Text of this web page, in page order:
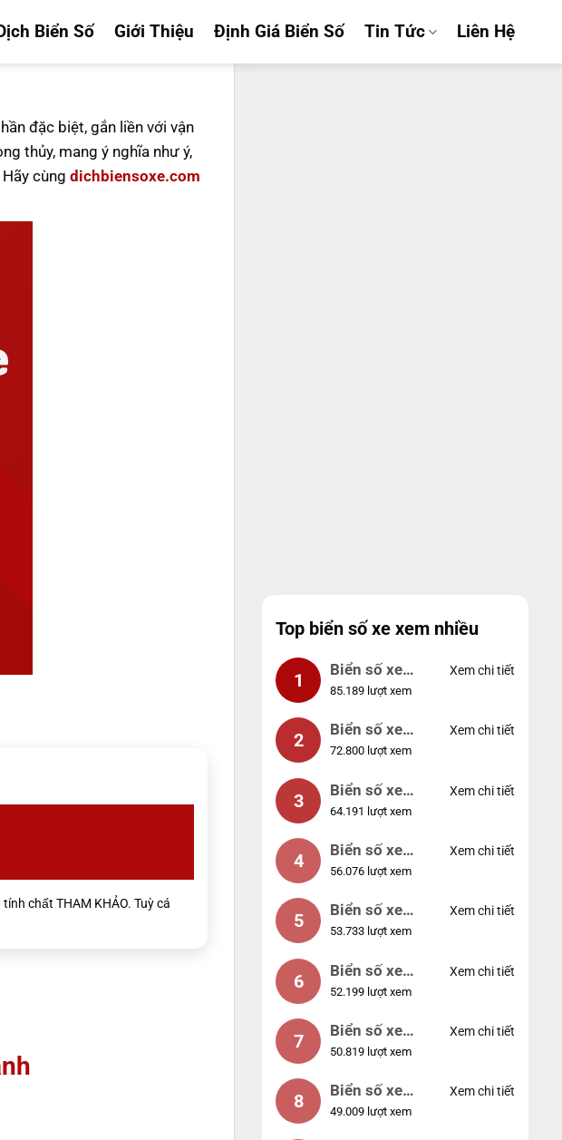
Biển Số Giới Thiệu Định Giá Biển Số Tin Tức Liên Hệ
đặc biệt, gắn liền với vận
thủy, mang ý nghĩa như ý,
cùng dichbiensoxe.com
chất THAM KHẢO. Tuỳ cá
Top biển số xe xem nhiều
1
Biển số xe
99999
85.189 lượt xem
Xem chi tiết
2
Biển số xe
04953
72.800 lượt xem
Xem chi tiết
3
Biển số xe
88888
64.191 lượt xem
Xem chi tiết
4
Biển số xe
12345
56.076 lượt xem
Xem chi tiết
5
Biển số xe
66666
53.733 lượt xem
Xem chi tiết
6
Biển số xe
11111
52.199 lượt xem
Xem chi tiết
7
Biển số xe
44444
50.819 lượt xem
Xem chi tiết
8
Biển số xe
77777
49.009 lượt xem
Xem chi tiết